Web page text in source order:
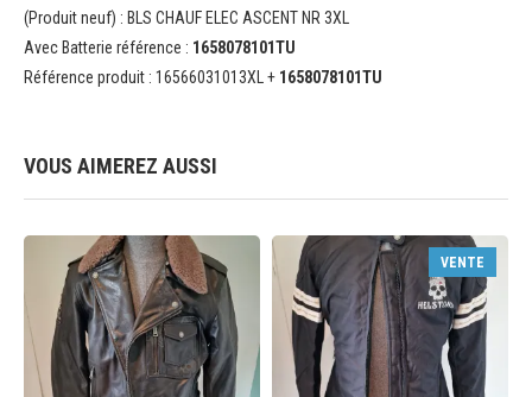
(Produit neuf) : BLS CHAUF ELEC ASCENT NR 3XL
Avec Batterie référence : 1658078101TU
Référence produit : 16566031013XL + 1658078101TU
VOUS AIMEREZ AUSSI
VENTE